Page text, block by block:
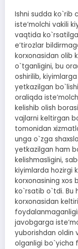
Ishni sudda ko`rib
isteʼmolchi vakili
vaqtida
eʼtirozlar
korxonasidan olib
o`tganligini, bu
oshirilib,
yetkazilgan
oraliqda
kelishib olish
vajlarni keltirgan
tomonidan
unga o`zga
yetkazilgan ham
kelishmasligini,
kiyimlarda hozirgi
korxonasining xos
ko`rsatib o`tdi. Bu
korxonasidan
javobgarga
yuborishdan oldin
olganligi bo`yicha